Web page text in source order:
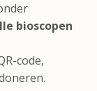
bioscopen
code,